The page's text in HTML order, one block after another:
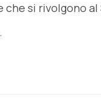
si rivolgono